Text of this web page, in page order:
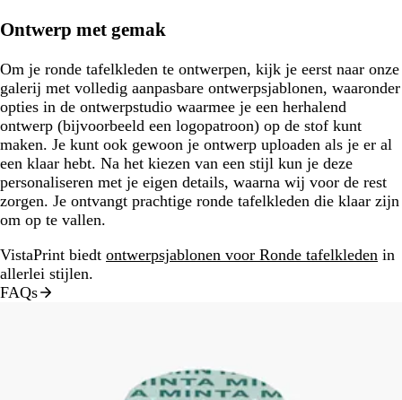
Ontwerp met gemak
Om je ronde tafelkleden te ontwerpen, kijk je eerst naar onze
galerij met volledig aanpasbare ontwerpsjablonen, waaronder
opties in de ontwerpstudio waarmee je een herhalend
ontwerp (bijvoorbeeld een logopatroon) op de stof kunt
maken. Je kunt ook gewoon je ontwerp uploaden als je er al
een klaar hebt. Na het kiezen van een stijl kun je deze
personaliseren met je eigen details, waarna wij voor de rest
zorgen. Je ontvangt prachtige ronde tafelkleden die klaar zijn
om op te vallen.
VistaPrint biedt ontwerpsjablonen voor Ronde tafelkleden in
allerlei stijlen.
FAQs